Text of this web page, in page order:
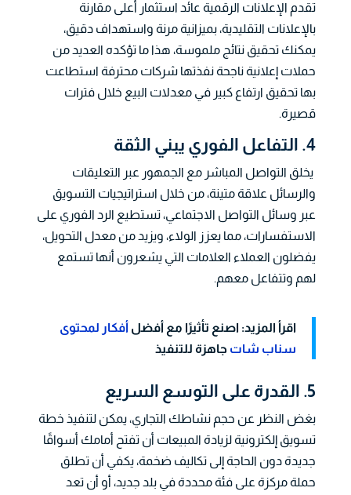
تقدم الإعلانات الرقمية عائد استثمار أعلى مقارنة
بالإعلانات التقليدية، بميزانية مرنة واستهداف دقيق،
يمكنك تحقيق نتائج ملموسة، هذا ما تؤكده العديد من
حملات إعلانية ناجحة نفذتها شركات محترفة استطاعت
بها تحقيق ارتفاع كبير في معدلات البيع خلال فترات
قصيرة.
4. التفاعل الفوري يبني الثقة
يخلق التواصل المباشر مع الجمهور عبر التعليقات
والرسائل علاقة متينة، من خلال استراتيجيات التسويق
عبر وسائل التواصل الاجتماعي، تستطيع الرد الفوري على
الاستفسارات، مما يعزز الولاء، ويزيد من معدل التحويل،
يفضلون العملاء العلامات التي يشعرون أنها تستمع
لهم وتتفاعل معهم.
اقرأ المزيد: اصنع تأثيرًا مع أفضل أفكار لمحتوى
سناب شات جاهزة للتنفيذ
5. القدرة على التوسع السريع
بغض النظر عن حجم نشاطك التجاري، يمكن لتنفيذ خطة
تسويق إلكترونية لزيادة المبيعات أن تفتح أمامك أسواقًا
جديدة دون الحاجة إلى تكاليف ضخمة، يكفي أن تطلق
حملة مركزة على فئة محددة في بلد جديد، أو أن تعد